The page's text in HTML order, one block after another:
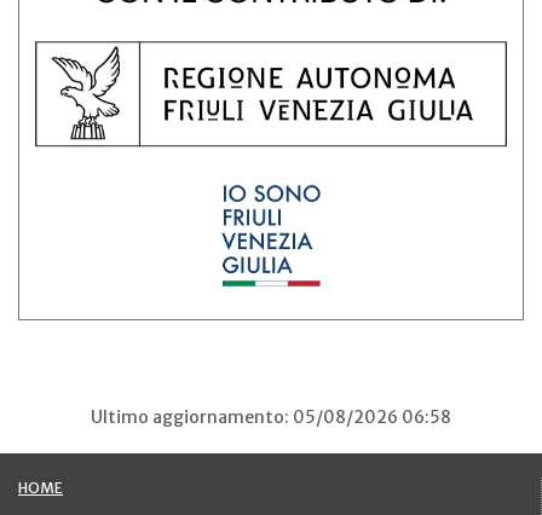
Ultimo aggiornamento: 05/08/2026 06:58
HOME